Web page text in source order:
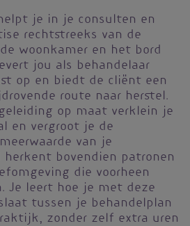
je in je consulten en
rechtstreeks van de
woonkamer en het bord
jou als behandelaar
op en biedt de cliënt een
route naar herstel.
op maat verklein je
en vergroot je de
van je
herkent bovendien patronen
die voorheen
Je leert hoe je met deze
tussen je behandelplan
zonder zelf extra uren